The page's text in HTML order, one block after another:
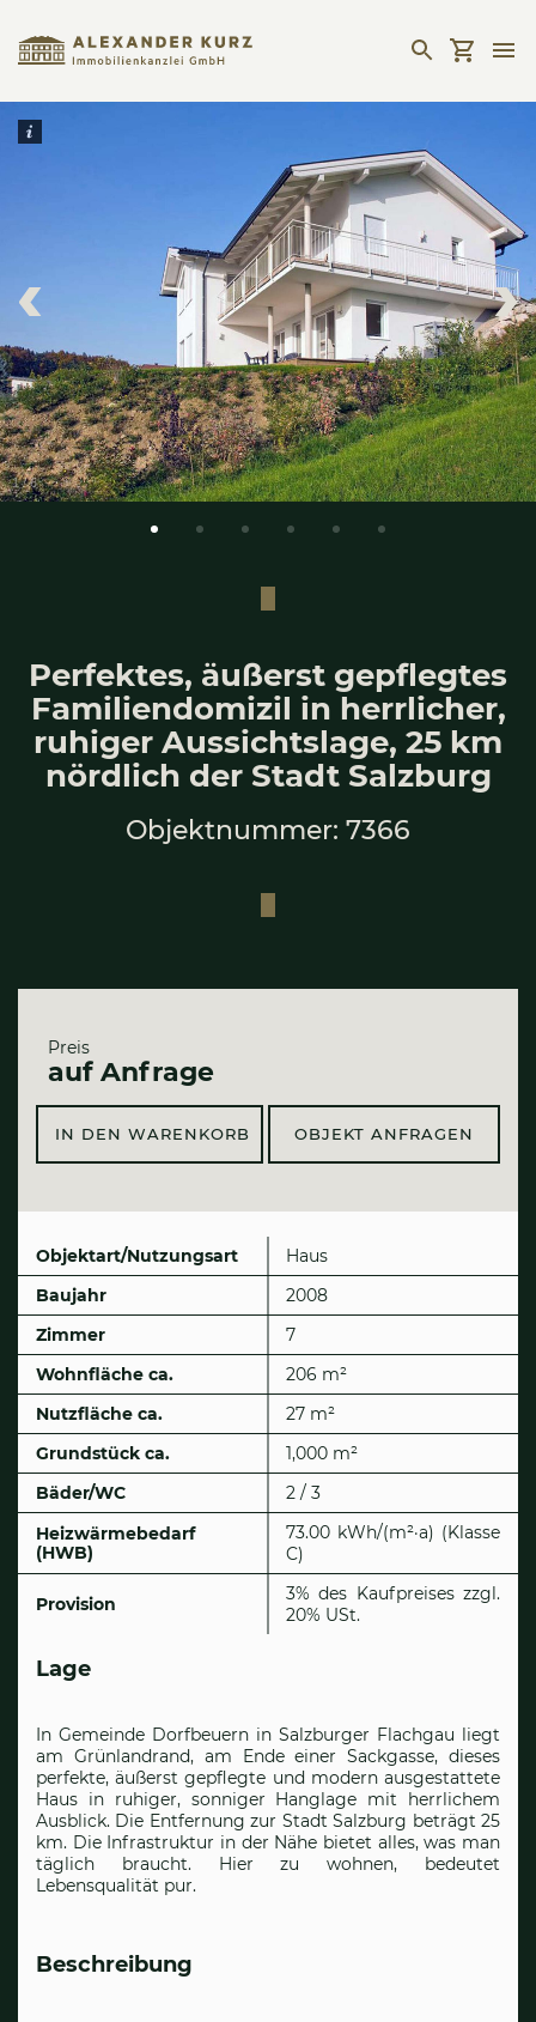
1/6
Per­fek­tes, äußerst gepfleg­tes
Fami­li­en­do­mi­zil in herr­li­cher,
ruhi­ger Aus­sichts­la­ge, 25 km
nörd­lich der Stadt Salz­burg
Objektnummer: 7366
Preis
auf Anfrage
IN DEN WARENKORB OBJEKT ANFRAGEN
Objektart/Nutzungsart
Haus
Baujahr
2008
Zimmer
7
Wohnfläche ca.
206 m²
Nutzfläche ca.
27 m²
Grund­stück ca.
1,000 m²
Bäder/WC
2 / 3
Heizwärmebedarf
(HWB)
73.00 kWh/(m²·a) (Klasse
C)
Provision
3% des Kaufpreises zzgl.
20% USt.
Lage
In Gemeinde Dorfbeuern in Salzburger Flachgau liegt
am Grünlandrand, am Ende einer Sackgasse, dieses
perfekte, äußerst gepflegte und modern ausgestattete
Haus in ruhiger, sonniger Hanglage mit herrlichem
Ausblick. Die Entfernung zur Stadt Salzburg beträgt 25
km. Die Infrastruktur in der Nähe bietet alles, was man
täglich braucht. Hier zu wohnen, bedeutet
Lebensqualität pur.
Beschreibung